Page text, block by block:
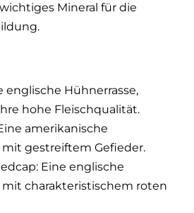
Mineral für die
englische Hühnerrasse,
hohe Fleischqualität.
amerikanische
mit gestreiftem Gefieder.
Eine englische
mit charakteristischem roten